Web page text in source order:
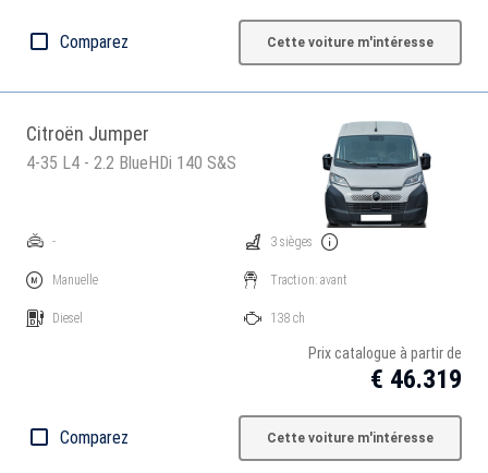
Comparez Cette voiture m'intéresse
Citroën Jumper
4-35 L4 - 2.2 BlueHDi 140 S&S
-
Manuelle
Diesel
3 sièges
Traction: avant
138 ch
Prix catalogue à partir de
€ 46.319
Comparez Cette voiture m'intéresse